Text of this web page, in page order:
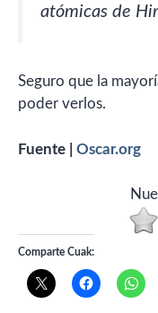
atómicas de
Seguro que la
poder verlos.
Fuente | Oscar.org
Comparte Cuak: